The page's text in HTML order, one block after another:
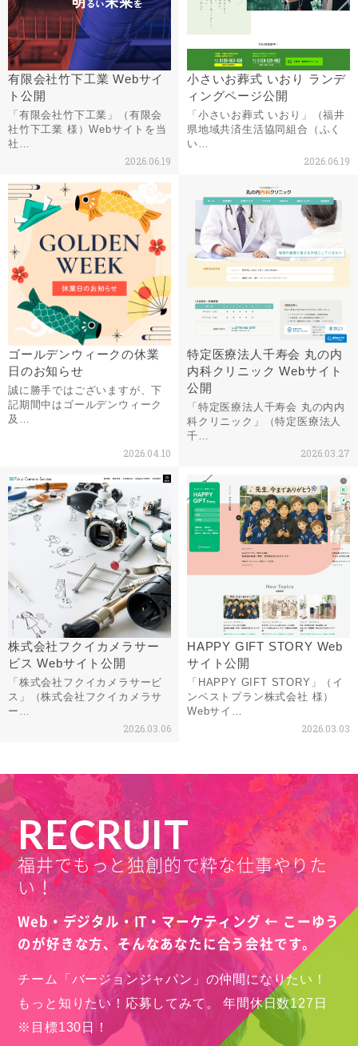
有限会社竹下工業 Webサイ
ト公開
「有限会社竹下工業」（有限会
社竹下工業 様）Webサイトを当
社…
2026.06.19
小さいお葬式 いおり ランデ
ィングページ公開
「小さいお葬式 いおり」（福井
県地域共済生活協同組合（ふく
い…
2026.06.19
ゴールデンウィークの休業
日のお知らせ
誠に勝手ではございますが、下
記期間中はゴールデンウィーク
及…
2026.04.10
特定医療法人千寿会 丸の内
内科クリニック Webサイト
公開
「特定医療法人千寿会 丸の内内
科クリニック」（特定医療法人
千…
2026.03.27
株式会社フクイカメラサー
ビス Webサイト公開
「株式会社フクイカメラサービ
ス」（株式会社フクイカメラサ
ー…
2026.03.06
HAPPY GIFT STORY Web
サイト公開
「HAPPY GIFT STORY」（イ
ンベストプラン株式会社 様）
Webサイ…
2026.03.03
RECRUIT
福井でもっと独創的で粋な仕事やりた
い！
Web・デジタル・IT・マーケティング ← こーゆう
のが好きな方、そんなあなたに合う会社です。
チーム「バージョンジャパン」の仲間になりたい！
もっと知りたい！応募してみて。
年間休日数127日
※目標130日！